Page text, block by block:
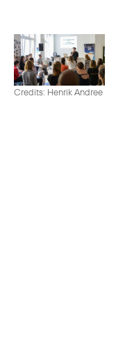
Credits: Henrik Andree